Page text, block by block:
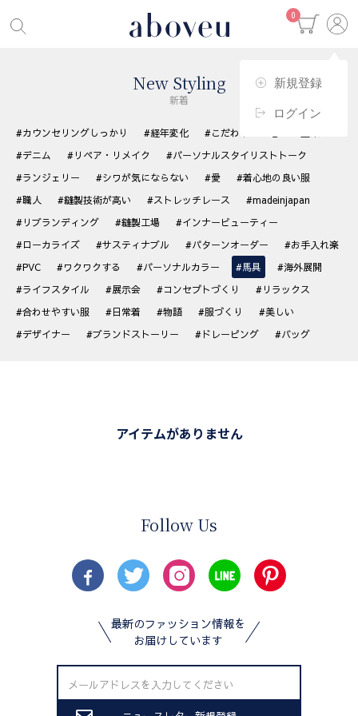
0
新規登録
ログイン
New Styling
新着
#カウンセリングしっかり #経年変化 #こだわりの生地
#デニム
#リペア・リメイク
#パーソナルスタイリストトーク
#ランジェリー
#シワが気にならない #愛
#着心地の良い服
#職人
#縫製技術が高い #ストレッチレース
#madeinjapan
#リブランディング
#縫製工場
#インナービューティー
#ローカライズ
#サスティナブル #パターンオーダー
#お手入れ楽
#PVC
#ワクワクする #パーソナルカラー #馬具
#海外展開
#ライフスタイル
#展示会 #コンセプトづくり
#リラックス
#合わせやすい服
#日常着 #物語 #服づくり
#美しい
#デザイナー
#ブランドストーリー #ドレーピング #バッグ
アイテムがありません
Follow Us
最新のファッション情報を
お届けしています